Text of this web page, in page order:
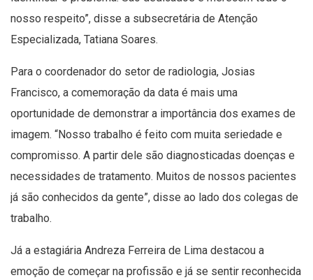
nosso respeito”, disse a subsecretária de Atenção
Especializada, Tatiana Soares.
Para o coordenador do setor de radiologia, Josias
Francisco, a comemoração da data é mais uma
oportunidade de demonstrar a importância dos exames de
imagem. “Nosso trabalho é feito com muita seriedade e
compromisso. A partir dele são diagnosticadas doenças e
necessidades de tratamento. Muitos de nossos pacientes
já são conhecidos da gente”, disse ao lado dos colegas de
trabalho.
Já a estagiária Andreza Ferreira de Lima destacou a
emoção de começar na profissão e já se sentir reconhecida